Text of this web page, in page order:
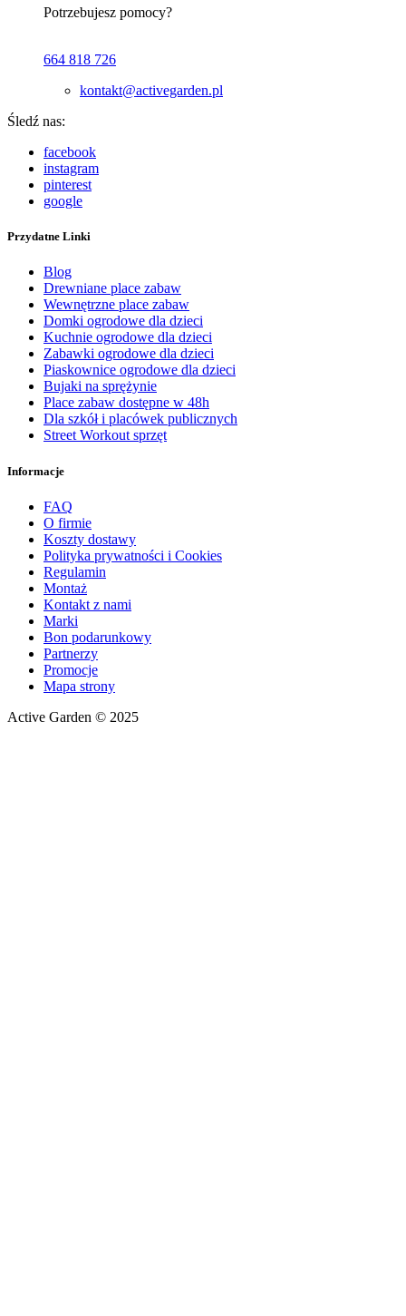
Potrzebujesz pomocy?
664 818 726
kontakt@activegarden.pl
Śledź nas:
facebook
instagram
pinterest
google
Przydatne Linki
Blog
Drewniane place zabaw
Wewnętrzne place zabaw
Domki ogrodowe dla dzieci
Kuchnie ogrodowe dla dzieci
Zabawki ogrodowe dla dzieci
Piaskownice ogrodowe dla dzieci
Bujaki na sprężynie
Place zabaw dostępne w 48h
Dla szkół i placówek publicznych
Street Workout sprzęt
Informacje
FAQ
O firmie
Koszty dostawy
Polityka prywatności i Cookies
Regulamin
Montaż
Kontakt z nami
Marki
Bon podarunkowy
Partnerzy
Promocje
Mapa strony
Active Garden © 2025